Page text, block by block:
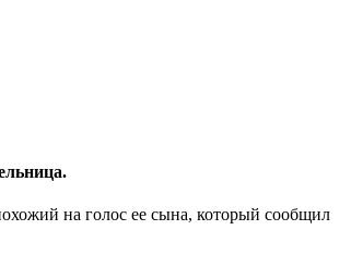
на голос ее сына, который сообщил